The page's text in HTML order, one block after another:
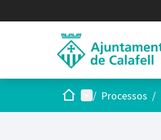
Inici Menú principal
/ Processos /